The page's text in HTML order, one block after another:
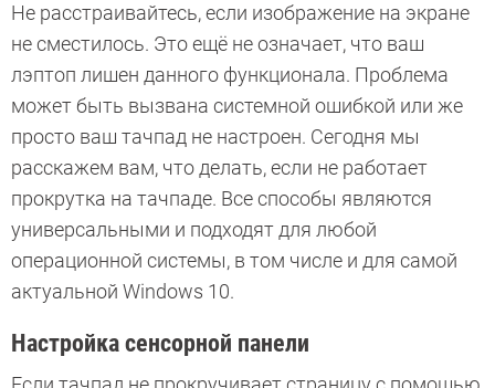
Не расстраивайтесь, если изображение на экране
не сместилось. Это ещё не означает, что ваш
лэптоп лишен данного функционала. Проблема
может быть вызвана системной ошибкой или же
просто ваш тачпад не настроен. Сегодня мы
расскажем вам, что делать, если не работает
прокрутка на тачпаде. Все способы являются
универсальными и подходят для любой
операционной системы, в том числе и для самой
актуальной Windows 10.
Настройка сенсорной панели